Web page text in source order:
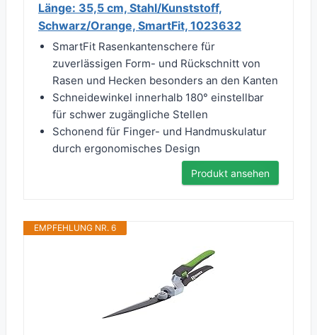
Länge: 35,5 cm, Stahl/Kunststoff,
Schwarz/Orange, SmartFit, 1023632
SmartFit Rasenkantenschere für
zuverlässigen Form- und Rückschnitt von
Rasen und Hecken besonders an den Kanten
Schneidewinkel innerhalb 180° einstellbar
für schwer zugängliche Stellen
Schonend für Finger- und Handmuskulatur
durch ergonomisches Design
Produkt ansehen
EMPFEHLUNG NR. 6